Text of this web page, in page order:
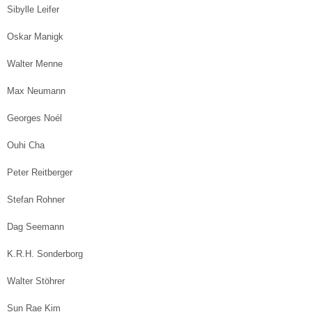
Sibylle Leifer
Oskar Manigk
Walter Menne
Max Neumann
Georges Noél
Ouhi Cha
Peter Reitberger
Stefan Rohner
Dag Seemann
K.R.H. Sonderborg
Walter Stöhrer
Sun Rae Kim